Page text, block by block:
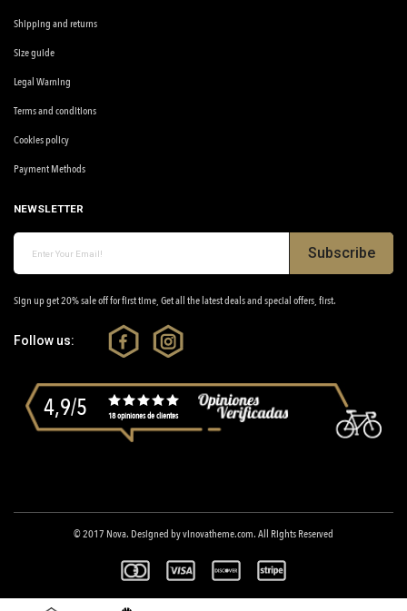
Shipping and returns
Size guide
Legal Warning
Terms and conditions
Cookies policy
Payment Methods
NEWSLETTER
Subscribe
Sign up get 20% sale off for first time, Get all the latest deals and special offers, first.
Follow us:
4,9/5 18 opiniones de clientes
© 2017 Nova. Designed byvinovatheme.com. All Rights Reserved